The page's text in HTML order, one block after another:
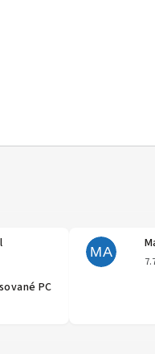
obchodu je 5 z 5
PC
MA